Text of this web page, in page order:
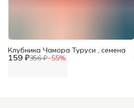
159 ₽356 ₽−55%
Клубника Чамора Туруси , семена